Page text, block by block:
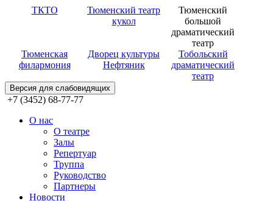
ТКТО
Тюменский театр
кукол
Тюменский
большой
драматический
театр
Тюменская
филармония
Дворец культуры
Нефтяник
Тобольский
драматический
театр
Версия для слабовидящих
+7 (3452) 68-77-77
О нас
О театре
Залы
Репертуар
Труппа
Руководство
Партнеры
Новости